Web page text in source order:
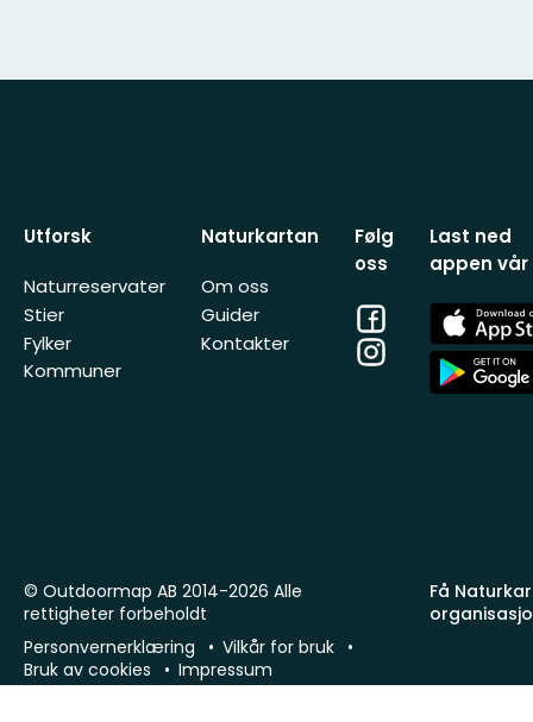
Utforsk
Naturreservater
Stier
Fylker
Kommuner
Naturkartan
Om oss
Guider
Kontakter
Følg
oss
Facebook
Instagram
Last ned
appen vår
App
Store
App
Store
Få
© Outdoormap AB 2014-2026 Alle
rettigheter forbeholdt
Personvernerklæring
Vilkår for bruk
Bruk av cookies
Impressum